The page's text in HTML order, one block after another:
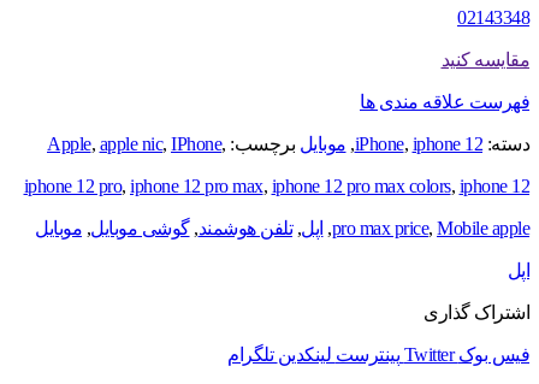
02143348
مقایسه کنید
فهرست علاقه مندی ها
دسته: iPhone, iphone 12
, موبایل برچسب: Apple, apple nic, IPhone,
iphone 12 pro, iphone 12 pro max, iphone 12 pro max colors, iphone 12
pro max price, Mobile apple
, اپل, تلفن هوشمند, گوشی موبایل, موبایل
اپل
اشتراک گذاری
فیس بوک Twitter پینترست لینکدین تلگرام